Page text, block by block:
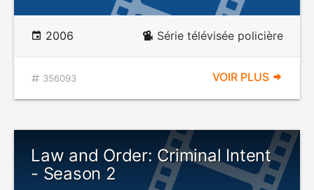
2006 Série télévisée policière
356093 VOIR PLUS
Law and Order: Criminal Intent
- Season 2